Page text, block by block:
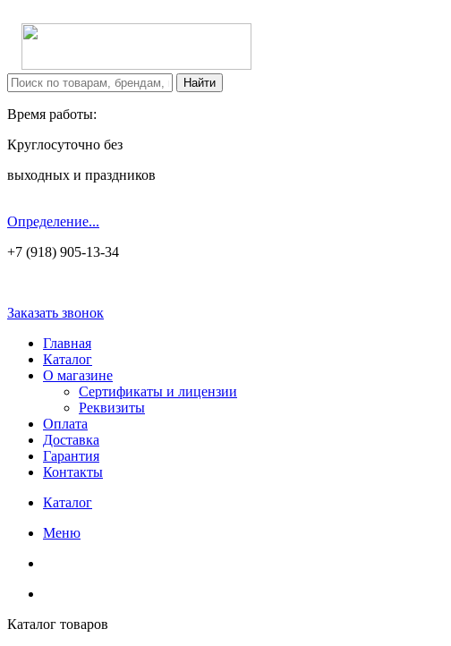
Время работы:
Круглосуточно без
выходных и праздников
Определение...
+7 (918) 905-13-34
Заказать звонок
Главная
Каталог
О магазине
Сертификаты и лицензии
Реквизиты
Оплата
Доставка
Гарантия
Контакты
Каталог
Меню
Каталог товаров